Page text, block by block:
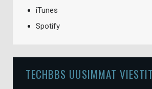
iTunes
Spotify
TECHBBS UUSIMMAT VIESTIT